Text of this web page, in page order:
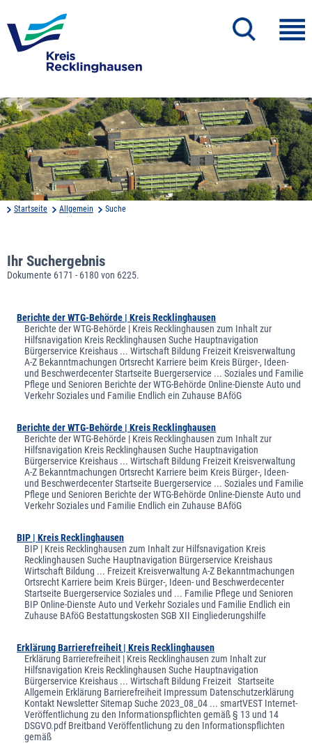
Startseite Allgemein Suche
Ihr Suchergebnis
Dokumente 6171 - 6180 von 6225.
Berichte der WTG-Behörde | Kreis Recklinghausen
Berichte der WTG-Behörde | Kreis Recklinghausen zum Inhalt zur
Hilfsnavigation Kreis Recklinghausen Suche Hauptnavigation
Bürgerservice Kreishaus ... Wirtschaft Bildung Freizeit Kreisverwaltung
A-Z Bekanntmachungen Ortsrecht Karriere beim Kreis Bürger-, Ideen-
und Beschwerdecenter Startseite Buergerservice ... Soziales und Familie
Pflege und Senioren Berichte der WTG-Behörde Online-Dienste Auto und
Verkehr Soziales und Familie Endlich ein Zuhause BAföG
Berichte der WTG-Behörde | Kreis Recklinghausen
Berichte der WTG-Behörde | Kreis Recklinghausen zum Inhalt zur
Hilfsnavigation Kreis Recklinghausen Suche Hauptnavigation
Bürgerservice Kreishaus ... Wirtschaft Bildung Freizeit Kreisverwaltung
A-Z Bekanntmachungen Ortsrecht Karriere beim Kreis Bürger-, Ideen-
und Beschwerdecenter Startseite Buergerservice ... Soziales und Familie
Pflege und Senioren Berichte der WTG-Behörde Online-Dienste Auto und
Verkehr Soziales und Familie Endlich ein Zuhause BAföG
BIP | Kreis Recklinghausen
BIP | Kreis Recklinghausen zum Inhalt zur Hilfsnavigation Kreis
Recklinghausen Suche Hauptnavigation Bürgerservice Kreishaus
Wirtschaft Bildung ... Freizeit Kreisverwaltung A-Z Bekanntmachungen
Ortsrecht Karriere beim Kreis Bürger-, Ideen- und Beschwerdecenter
Startseite Buergerservice Soziales und ... Familie Pflege und Senioren
BIP Online-Dienste Auto und Verkehr Soziales und Familie Endlich ein
Zuhause BAföG Bestattungskosten SGB XII Eingliederungshilfe
Erklärung Barrierefreiheit | Kreis Recklinghausen
Erklärung Barrierefreiheit | Kreis Recklinghausen zum Inhalt zur
Hilfsnavigation Kreis Recklinghausen Suche Hauptnavigation
Bürgerservice Kreishaus ... Wirtschaft Bildung Freizeit Startseite
Allgemein Erklärung Barrierefreiheit Impressum Datenschutzerklärung
Kontakt Newsletter Sitemap Suche 2023_08_04 ... smartVEST Internet-
Veröffentlichung zu den Informationspflichten gemäß § 13 und 14
DSGVO.pdf Breitband Veröffentlichung zu den Informationspflichten
gemäß